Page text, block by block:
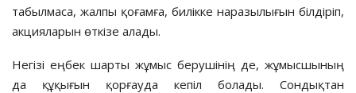
табылмаса, жалпы қоғамға, билікке наразылығын білдіріп,
акцияларын өткізе алады.
Негізі еңбек шарты жұмыс берушінің де, жұмысшының
да құқығын қорғауда кепіл болады. Сондықтан